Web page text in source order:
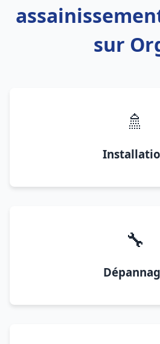
sur
🚿
🔧